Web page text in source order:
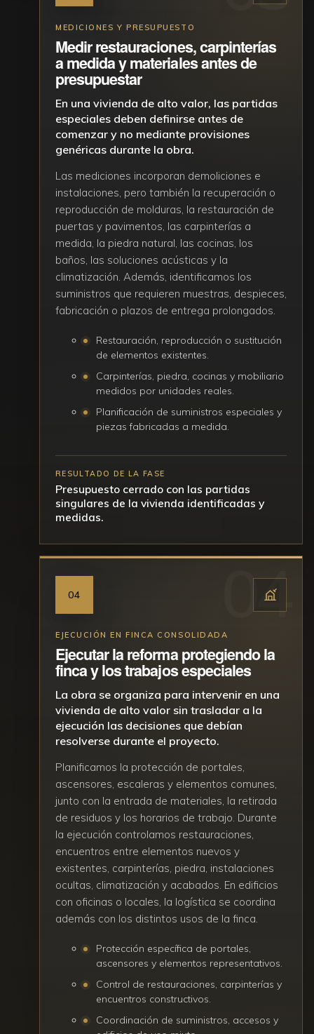
MEDICIONES Y PRESUPUESTO
Medir restauraciones, carpinterías
a medida y materiales antes de
presupuestar
En una vivienda de alto valor, las partidas
especiales deben definirse antes de
comenzar y no mediante provisiones
genéricas durante la obra.
Las mediciones incorporan demoliciones e
instalaciones, pero también la recuperación o
reproducción de molduras, la restauración de
puertas y pavimentos, las carpinterías a
medida, la piedra natural, las cocinas, los
baños, las soluciones acústicas y la
climatización. Además, identificamos los
suministros que requieren muestras, despieces,
fabricación o plazos de entrega prolongados.
Restauración, reproducción o sustitución
de elementos existentes.
Carpinterías, piedra, cocinas y mobiliario
medidos por unidades reales.
Planificación de suministros especiales y
piezas fabricadas a medida.
RESULTADO DE LA FASE
Presupuesto cerrado con las partidas
singulares de la vivienda identificadas y
medidas.
04
EJECUCIÓN EN FINCA CONSOLIDADA
Ejecutar la reforma protegiendo la
finca y los trabajos especiales
La obra se organiza para intervenir en una
vivienda de alto valor sin trasladar a la
ejecución las decisiones que debían
resolverse durante el proyecto.
Planificamos la protección de portales,
ascensores, escaleras y elementos comunes,
junto con la entrada de materiales, la retirada
de residuos y los horarios de trabajo. Durante
la ejecución controlamos restauraciones,
encuentros entre elementos nuevos y
existentes, carpinterías, piedra, instalaciones
ocultas, climatización y acabados. En edificios
con oficinas o locales, la logística se coordina
además con los distintos usos de la finca.
Protección específica de portales,
ascensores y elementos representativos.
Control de restauraciones, carpinterías y
encuentros constructivos.
Coordinación de suministros, accesos y